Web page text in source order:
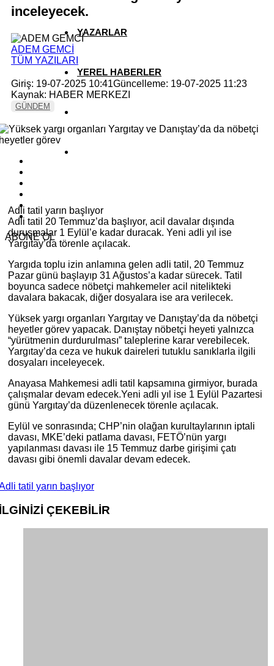
YAZARLAR
YEREL HABERLER
inceleyecek.
ADEM GEMCİ
TÜM YAZILARI
Giriş: 19-07-2025 10:41Güncelleme: 19-07-2025 11:23
Kaynak: HABER MERKEZI
GÜNDEM
ABONE OL
Adli tatil yarın başlıyor
Adli tatil 20 Temmuz’da başlıyor, acil davalar dışında
duruşmalar 1 Eylül’e kadar duracak. Yeni adli yıl ise
Yargıtay’da törenle açılacak.
Yargıda toplu izin anlamına gelen adli tatil, 20 Temmuz
Pazar günü başlayıp 31 Ağustos’a kadar sürecek. Tatil
boyunca sadece nöbetçi mahkemeler acil nitelikteki
davalara bakacak, diğer dosyalara ise ara verilecek.
Yüksek yargı organları Yargıtay ve Danıştay’da da nöbetçi
heyetler görev yapacak. Danıştay nöbetçi heyeti yalnızca
“yürütmenin durdurulması” taleplerine karar verebilecek.
Yargıtay’da ceza ve hukuk daireleri tutuklu sanıklarla ilgili
dosyaları inceleyecek.
Anayasa Mahkemesi adli tatil kapsamına girmiyor, burada
çalışmalar devam edecek.Yeni adli yıl ise 1 Eylül Pazartesi
günü Yargıtay’da düzenlenecek törenle açılacak.
Eylül ve sonrasında; CHP’nin olağan kurultaylarının iptali
davası, MKE’deki patlama davası, FETÖ’nün yargı
yapılanması davası ile 15 Temmuz darbe girişimi çatı
davası gibi önemli davalar devam edecek.
tatil yarın başlıyor
ÇEKEBİLİR